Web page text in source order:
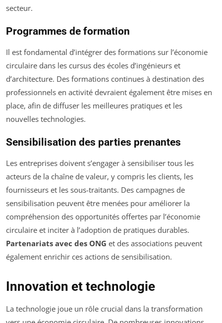
secteur.
Programmes de formation
Il est fondamental d’intégrer des formations sur l’économie
circulaire dans les cursus des écoles d’ingénieurs et
d’architecture. Des formations continues à destination des
professionnels en activité devraient également être mises en
place, afin de diffuser les meilleures pratiques et les
nouvelles technologies.
Sensibilisation des parties prenantes
Les entreprises doivent s’engager à sensibiliser tous les
acteurs de la chaîne de valeur, y compris les clients, les
fournisseurs et les sous-traitants. Des campagnes de
sensibilisation peuvent être menées pour améliorer la
compréhension des opportunités offertes par l’économie
circulaire et inciter à l’adoption de pratiques durables.
Partenariats avec des ONG et des associations peuvent
également enrichir ces actions de sensibilisation.
Innovation et technologie
La technologie joue un rôle crucial dans la transformation